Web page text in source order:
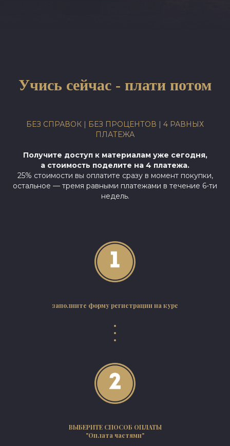
Учись сейчас - плати потом
БЕЗ СПРАВОК | БЕЗ ПРОЦЕНТОВ | 4 РАВНЫХ
ПЛАТЕЖА
Получите доступ к материалам уже сегодня,
а стоимость поделите на 4 платежа.
25% стоимости вы оплатите сразу в момент покупки,
остальное — тремя равными платежами в течение 6-ти
недель.
заполните форму регистрации на курс
ВЫБЕРИТЕ СПОСОБ ОПЛАТЫ
"Оплата частями"